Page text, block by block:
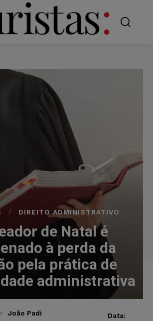
DIREITO ADMINISTRATIVO
de Natal é
à perda da
pela prática de
administrativa
João Padi
Data: